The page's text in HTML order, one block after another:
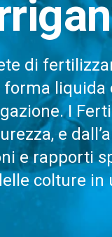
di
liquida
I
e
e rapporti
colture in